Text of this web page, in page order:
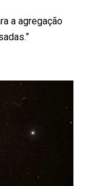
a agregação